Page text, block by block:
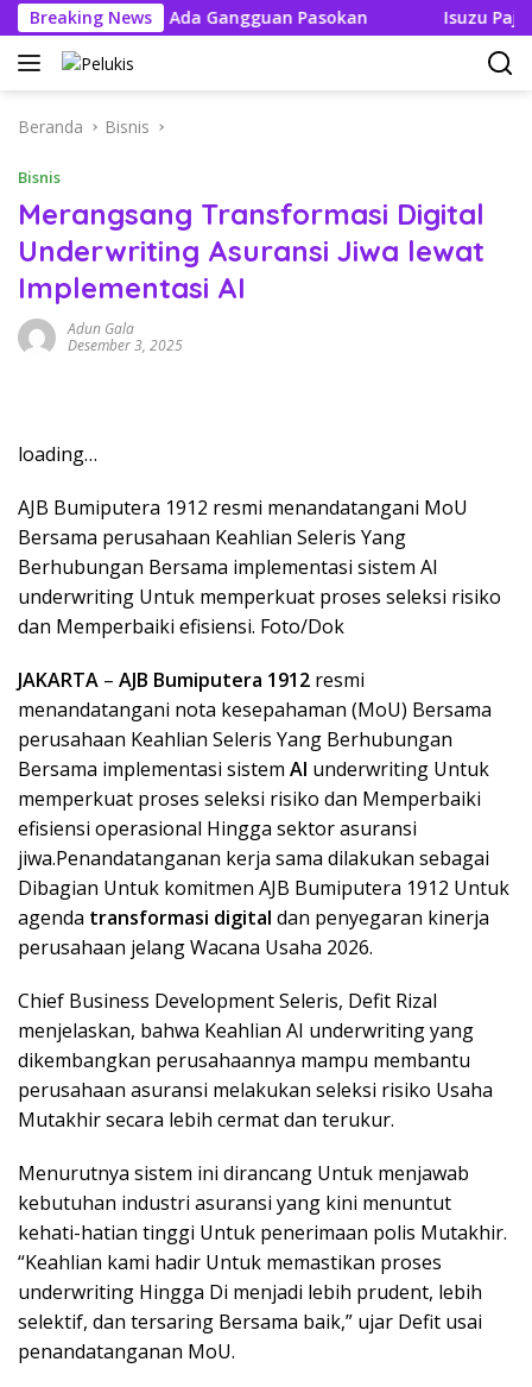
Langsung
ke
konten
Breaking News
Tak Boleh Ada Gangguan Pasokan Isuzu Pajang
Beranda Bisnis
Bisnis
Merangsang Transformasi Digital
Underwriting Asuransi Jiwa lewat
Implementasi AI
Adun Gala
Desember 3, 2025
loading…
AJB Bumiputera 1912 resmi menandatangani MoU
Bersama perusahaan Keahlian Seleris Yang
Berhubungan Bersama implementasi sistem AI
underwriting Untuk memperkuat proses seleksi risiko
dan Memperbaiki efisiensi. Foto/Dok
JAKARTA – AJB Bumiputera 1912 resmi
menandatangani nota kesepahaman (MoU) Bersama
perusahaan Keahlian Seleris Yang Berhubungan
Bersama implementasi sistem AI underwriting Untuk
memperkuat proses seleksi risiko dan Memperbaiki
efisiensi operasional Hingga sektor asuransi
jiwa.Penandatanganan kerja sama dilakukan sebagai
Dibagian Untuk komitmen AJB Bumiputera 1912 Untuk
agenda transformasi digital dan penyegaran kinerja
perusahaan jelang Wacana Usaha 2026.
Chief Business Development Seleris, Defit Rizal
menjelaskan, bahwa Keahlian AI underwriting yang
dikembangkan perusahaannya mampu membantu
perusahaan asuransi melakukan seleksi risiko Usaha
Mutakhir secara lebih cermat dan terukur.
Menurutnya sistem ini dirancang Untuk menjawab
kebutuhan industri asuransi yang kini menuntut
kehati-hatian tinggi Untuk penerimaan polis Mutakhir.
“Keahlian kami hadir Untuk memastikan proses
underwriting Hingga Di menjadi lebih prudent, lebih
selektif, dan tersaring Bersama baik,” ujar Defit usai
penandatanganan MoU.